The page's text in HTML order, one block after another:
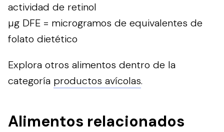
actividad de retinol
µg DFE = microgramos de equivalentes de
folato dietético
Explora otros alimentos dentro de la
categoría productos avícolas.
Alimentos relacionados